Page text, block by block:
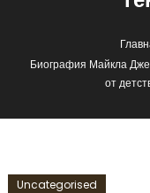
Биография Майкла
от
Uncategorised